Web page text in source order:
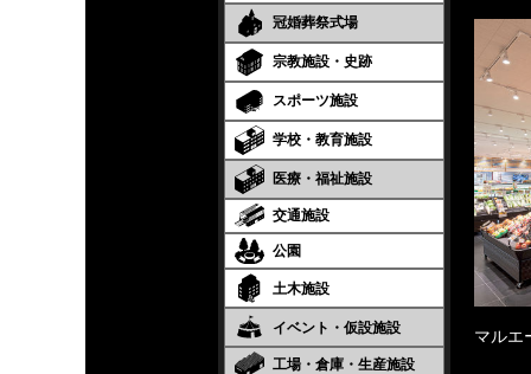
冠婚葬祭式場
宗教施設・史跡
スポーツ施設
学校・教育施設
医療・福祉施設
交通施設
公園
土木施設
イベント・仮設施設
工場・倉庫・生産施設
マルエ